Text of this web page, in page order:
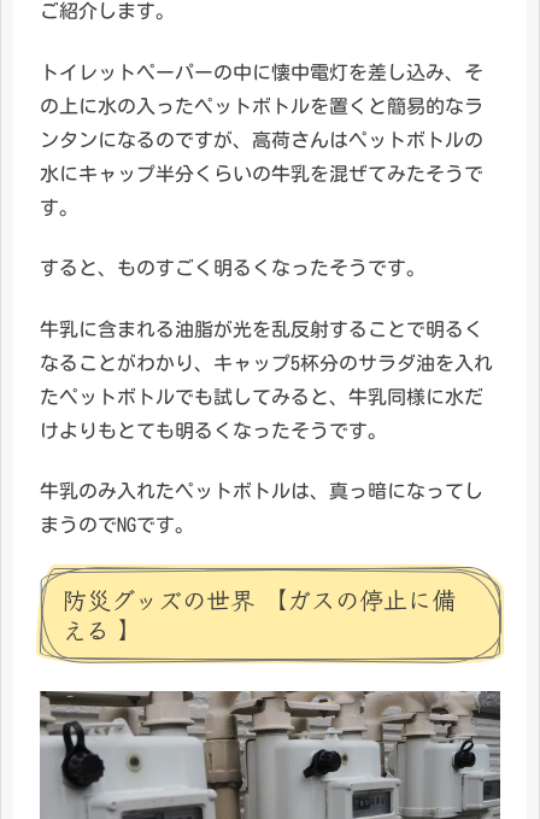
ご紹介します。
トイレットペーパーの中に懐中電灯を差し込み、そ
の上に水の入ったペットボトルを置くと簡易的なラ
ンタンになるのですが、高荷さんはペットボトルの
水にキャップ半分くらいの牛乳を混ぜてみたそうで
す。
すると、ものすごく明るくなったそうです。
牛乳に含まれる油脂が光を乱反射することで明るく
なることがわかり、キャップ5杯分のサラダ油を入れ
たペットボトルでも試してみると、牛乳同様に水だ
けよりもとても明るくなったそうです。
牛乳のみ入れたペットボトルは、真っ暗になってし
まうのでNGです。
防災グッズの世界 【ガスの停止に備
える 】